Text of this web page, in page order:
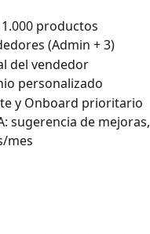
productos
(Admin + 3)
del vendedor
personalizado
y Onboard prioritario
sugerencia de
mes